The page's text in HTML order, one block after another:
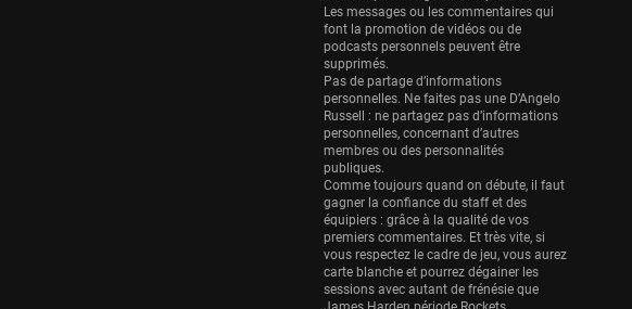
24 sessions
Utah Jazz
22 sessions
Toronto Raptors
18 sessions
REVERSE
11 sessions
Bleues
0 sessions
Les messages ou les commentaires qui
font la promotion de vidéos ou de
podcasts personnels peuvent être
supprimés.
Pas de partage d’informations
personnelles. Ne faites pas une D’Angelo
Russell : ne partagez pas d’informations
personnelles, concernant d’autres
membres ou des personnalités
publiques.
Comme toujours quand on débute, il faut
gagner la confiance du staff et des
équipiers : grâce à la qualité de vos
premiers commentaires. Et très vite, si
vous respectez le cadre de jeu, vous aurez
carte blanche et pourrez dégainer les
sessions avec autant de frénésie que